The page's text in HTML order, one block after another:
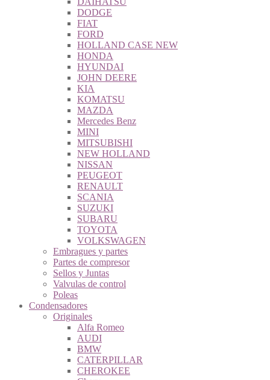
DODGE
FIAT
FORD
HOLLAND CASE NEW
HONDA
HYUNDAI
JOHN DEERE
KIA
KOMATSU
MAZDA
Mercedes Benz
MINI
MITSUBISHI
NEW HOLLAND
NISSAN
PEUGEOT
RENAULT
SCANIA
SUZUKI
SUBARU
TOYOTA
VOLKSWAGEN
Embragues y partes
Partes de compresor
Sellos y Juntas
Valvulas de control
Poleas
Condensadores
Originales
Alfa Romeo
AUDI
BMW
CATERPILLAR
CHEROKEE